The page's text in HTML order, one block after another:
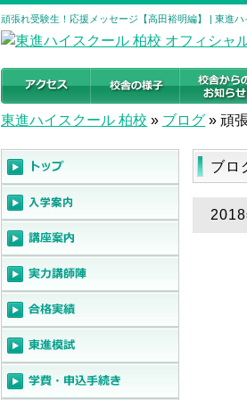
頑張れ受験生！応援メッセージ【高田裕明編】 | 東進
東進ハイスクール 柏校 » ブログ » 頑
ブロ